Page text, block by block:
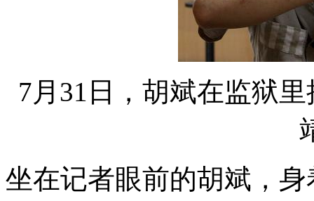
7月31日，胡斌在监狱
坐在记者眼前的胡斌，